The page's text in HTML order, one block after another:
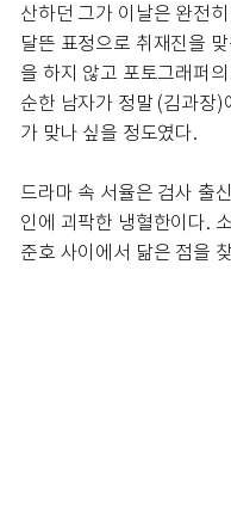
산하던 그가 이날은 완전
달뜬 표정으로 취재진을
을 하지 않고 포토그래퍼
순한 남자가 정말 (김과장
가 맞나 싶을 정도였다.
드라마 속 서율은 검사 출
인에 괴팍한 냉혈한이다.
준호 사이에서 닮은 점을